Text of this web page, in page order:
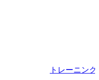
トレーニング